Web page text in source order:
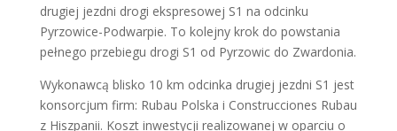
drugiej jezdni drogi ekspresowej S1 na odcinku
Pyrzowice-Podwarpie. To kolejny krok do powstania
pełnego przebiegu drogi S1 od Pyrzowic do Zwardonia.
Wykonawcą blisko 10 km odcinka drugiej jezdni S1 jest
konsorcjum firm: Rubau Polska i Construcciones Rubau
z Hiszpanii. Koszt inwestycji realizowanej w oparciu o